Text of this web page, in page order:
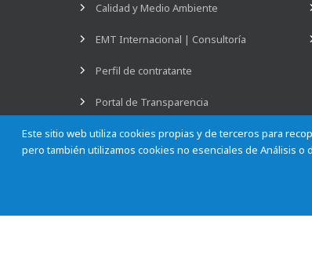
Este sitio web utiliza cookies propias y de terceros para
pero también utilizamos cookies no esenciales de Análisis
Calidad y Medio Ambiente
EMT Internacional | Consultoría
Perfil de contratante
Portal de Transparencia
Fondos europeos